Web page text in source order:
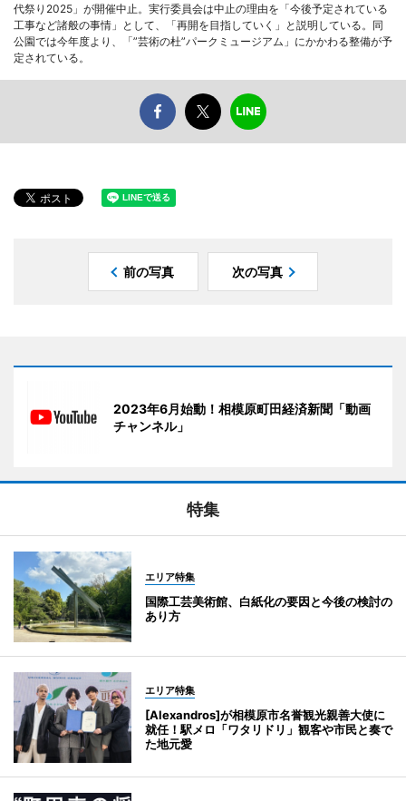
代祭り2025」が開催中止。実行委員会は中止の理由を「今後予定されている
工事など諸般の事情」として、「再開を目指していく」と説明している。同
公園では今年度より、「”芸術の杜”パークミュージアム」にかかわる整備が予
定されている。
前の写真 次の写真
2023年6月始動！相模原町田経済新聞「動画
チャンネル」
特集
エリア特集
国際工芸美術館、白紙化の要因と今後の検討の
あり方
エリア特集
[Alexandros]が相模原市名誉観光親善大使に
就任！駅メロ「ワタリドリ」観客や市民と奏で
た地元愛